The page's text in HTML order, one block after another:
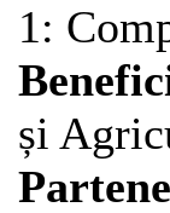
1:
și